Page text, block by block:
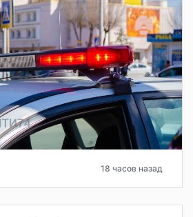
18 часов назад